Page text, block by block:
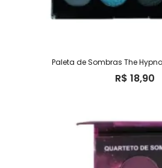
Paleta de Sombras The
R$ 18,90